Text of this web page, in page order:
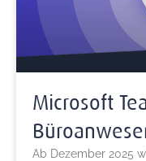
Microsoft
Ab Dezember 2025